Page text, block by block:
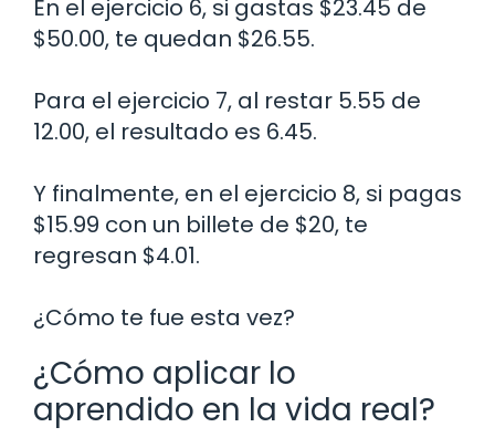
En el ejercicio 6, si gastas $23.45 de
$50.00, te quedan $26.55.
Para el ejercicio 7, al restar 5.55 de
12.00, el resultado es 6.45.
Y finalmente, en el ejercicio 8, si pagas
$15.99 con un billete de $20, te
regresan $4.01.
¿Cómo te fue esta vez?
¿Cómo aplicar lo
aprendido en la vida real?